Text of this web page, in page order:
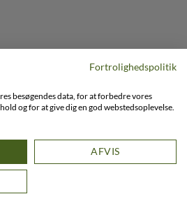
på alle pakker - Husk der er fri
DKK395
PayPal Stripe MasterCard
Cash
INSTAGRAM VIMEO
©
0
Fortrolighedspolitik
besøgendes data, for at forbedre vores
og for at give dig en god webstedsoplevelse.
AFVIS